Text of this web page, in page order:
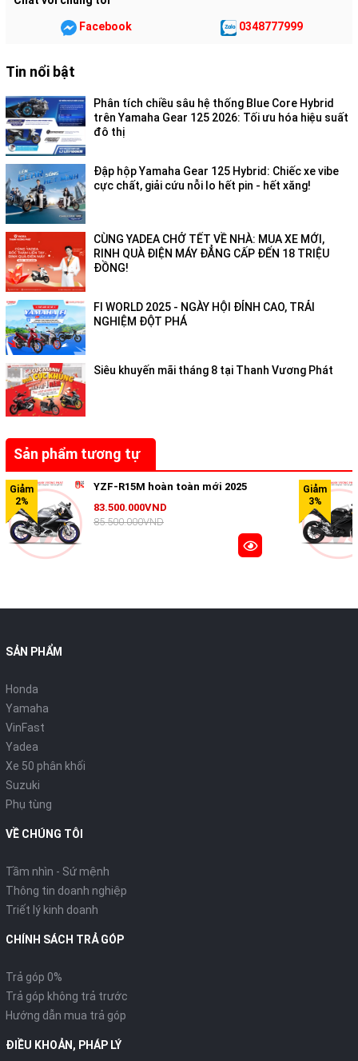
Facebook 0348777999
Tin nổi bật
Phân tích chiều sâu hệ thống Blue Core Hybrid
trên Yamaha Gear 125 2026: Tối ưu hóa hiệu suất
đô thị
Đập hộp Yamaha Gear 125 Hybrid: Chiếc xe vibe
cực chất, giải cứu nỗi lo hết pin - hết xăng!
CÙNG YADEA CHỞ TẾT VỀ NHÀ: MUA XE MỚI,
RINH QUÀ ĐIỆN MÁY ĐẲNG CẤP ĐẾN 18 TRIỆU
ĐỒNG!
FI WORLD 2025 - NGÀY HỘI ĐỈNH CAO, TRẢI
NGHIỆM ĐỘT PHÁ
Siêu khuyến mãi tháng 8 tại Thanh Vương Phát
Sản phẩm tương tự
YZF-R15M hoàn toàn mới 2025
83.500.000VND
85.500.000VND
SẢN PHẨM
Honda
Yamaha
VinFast
Yadea
Xe 50 phân khối
Suzuki
Phụ tùng
VỀ CHÚNG TÔI
Tầm nhìn - Sứ mệnh
Thông tin doanh nghiệp
Triết lý kinh doanh
CHÍNH SÁCH TRẢ GÓP
Trả góp 0%
Trả góp không trả trước
Hướng dẫn mua trả góp
ĐIỀU KHOẢN, PHÁP LÝ